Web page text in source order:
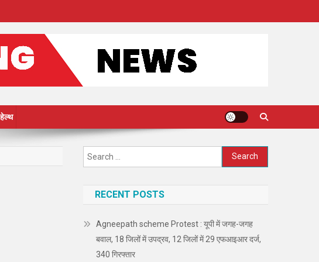
हेल्थ
Search
for:
RECENT POSTS
Agneepath scheme Protest : यूपी में जगह-जगह
बवाल, 18 जिलों में उपद्रव, 12 जिलों में 29 एफआइआर दर्ज,
340 गिरफ्तार